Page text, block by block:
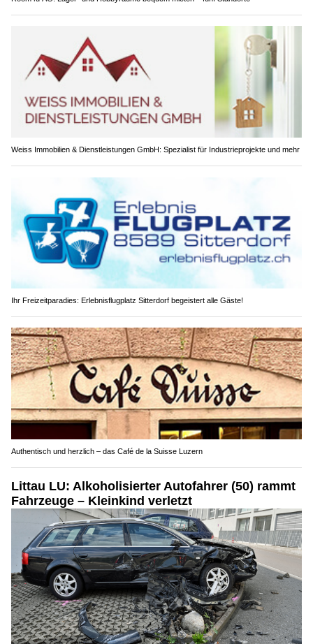
Weiss Immobilien & Dienstleistungen GmbH: Spezialist für Industrieprojekte und mehr
Ihr Freizeitparadies: Erlebnisflugplatz Sitterdorf begeistert alle Gäste!
Authentisch und herzlich – das Café de la Suisse Luzern
Littau LU: Alkoholisierter Autofahrer (50) rammt
Fahrzeuge – Kleinkind verletzt